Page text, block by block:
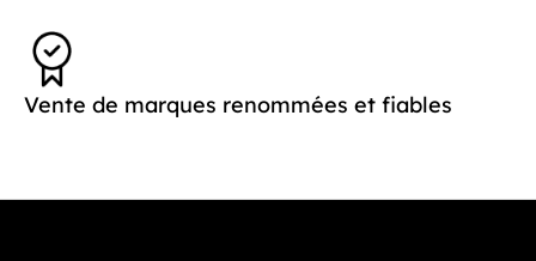
Vente de marques renommées et fiables